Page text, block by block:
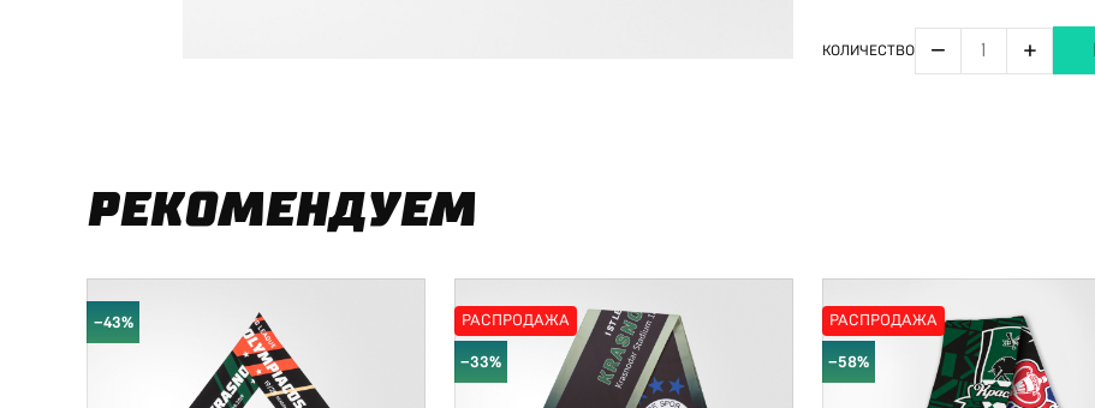
КОЛИЧЕСТВО − +
РЕКОМЕНДУЕМ
−43% РАСПРОДАЖА
−33%
РАСПРОДАЖА
−58%